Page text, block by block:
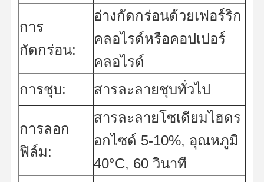
การ
กัดกร่อน:
อ่างกัดกร่อนด้วยเฟอร์ริก
คลอไรด์หรือคอปเปอร์
คลอไรด์
การชุบ:
สารละลายชุบทั่วไป
การลอก
ฟิล์ม:
สารละลายโซเดียมไฮดร
อกไซด์ 5-10%, อุณหภูมิ
40°C, 60 วินาที